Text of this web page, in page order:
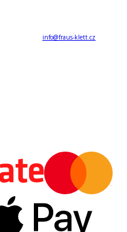
info@fraus-klett.cz